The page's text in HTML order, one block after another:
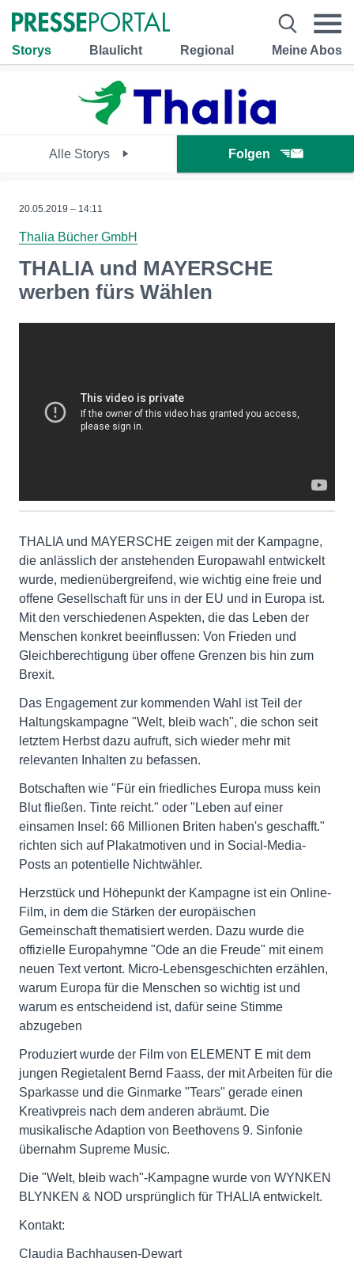
Storys Blaulicht Regional Meine Abos
Alle Storys Folgen
20.05.2019 – 14:11
Thalia Bücher GmbH
THALIA und MAYERSCHE
werben fürs Wählen
THALIA und MAYERSCHE zeigen mit der Kampagne,
die anlässlich der anstehenden Europawahl entwickelt
wurde, medienübergreifend, wie wichtig eine freie und
offene Gesellschaft für uns in der EU und in Europa ist.
Mit den verschiedenen Aspekten, die das Leben der
Menschen konkret beeinflussen: Von Frieden und
Gleichberechtigung über offene Grenzen bis hin zum
Brexit.
Das Engagement zur kommenden Wahl ist Teil der
Haltungskampagne "Welt, bleib wach", die schon seit
letztem Herbst dazu aufruft, sich wieder mehr mit
relevanten Inhalten zu befassen.
Botschaften wie "Für ein friedliches Europa muss kein
Blut fließen. Tinte reicht." oder "Leben auf einer
einsamen Insel: 66 Millionen Briten haben's geschafft."
richten sich auf Plakatmotiven und in Social-Media-
Posts an potentielle Nichtwähler.
Herzstück und Höhepunkt der Kampagne ist ein Online-
Film, in dem die Stärken der europäischen
Gemeinschaft thematisiert werden. Dazu wurde die
offizielle Europahymne "Ode an die Freude" mit einem
neuen Text vertont. Micro-Lebensgeschichten erzählen,
warum Europa für die Menschen so wichtig ist und
warum es entscheidend ist, dafür seine Stimme
abzugeben
Produziert wurde der Film von ELEMENT E mit dem
jungen Regietalent Bernd Faass, der mit Arbeiten für die
Sparkasse und die Ginmarke "Tears" gerade einen
Kreativpreis nach dem anderen abräumt. Die
musikalische Adaption von Beethovens 9. Sinfonie
übernahm Supreme Music.
Die "Welt, bleib wach"-Kampagne wurde von WYNKEN
BLYNKEN & NOD ursprünglich für THALIA entwickelt.
Kontakt:
Claudia Bachhausen-Dewart